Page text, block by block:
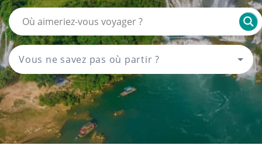
Vous ne savez pas où partir ?